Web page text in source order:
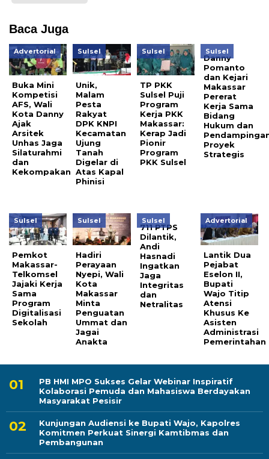
Baca Juga
Advertorial
Buka Mini
Kompetisi
AFS, Wali
Kota Danny
Ajak
Arsitek
Unhas Jaga
Silaturahmi
dan
Kekompakan
Sulsel
Unik,
Malam
Pesta
Rakyat
DPK KNPI
Kecamatan
Ujung
Tanah
Digelar di
Atas Kapal
Phinisi
Sulsel
TP PKK
Sulsel Puji
Program
Kerja PKK
Makassar:
Kerap Jadi
Pionir
Program
PKK Sulsel
Sulsel
Danny
Pomanto
dan Kejari
Makassar
Pererat
Kerja Sama
Bidang
Hukum dan
Proyek
Strategis
Sulsel
Pemkot
Makassar-
Telkomsel
Jajaki Kerja
Sama
Program
Digitalisasi
Sekolah
Sulsel
Hadiri
Perayaan
Nyepi, Wali
Kota
Makassar
Minta
Penguatan
Ummat dan
Jagai
Anakta
Sulsel
711 PTPS
Dilantik,
Andi
Hasnadi
Ingatkan
Jaga
Integritas
dan
Netralitas
Advertorial
Lantik Dua
Pejabat
Eselon II,
Bupati
Wajo Titip
Atensi
Khusus Ke
Asisten
Administrasi
Pemerintahan
PB HMI MPO Sukses Gelar Webinar Inspiratif
Kolaborasi Pemuda dan Mahasiswa Berdayakan
Masyarakat Pesisir
Kunjungan Audiensi ke Bupati Wajo, Kapolres
Komitmen Perkuat Sinergi Kamtibmas dan
Pembangunan